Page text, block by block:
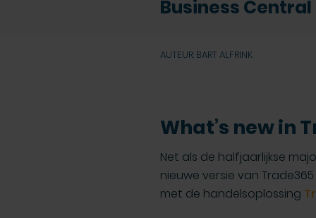
Business Central
AUTEUR: BART ALFRINK
What’s new in
Net als de halfjaarlijkse
nieuwe versie van
met de handelsoplossing